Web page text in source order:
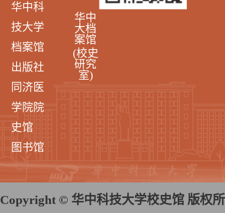
华中科
技大学
档案馆
出版社
同济医
学院院
史馆
图书馆
华中
大档
案馆
(校史
研究
室)
Copyright © 华中科技大学校史馆 版权所